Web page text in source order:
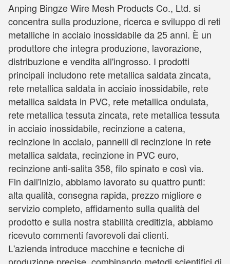
Anping Bingze Wire Mesh Products Co., Ltd. si
concentra sulla produzione, ricerca e sviluppo di reti
metalliche in acciaio inossidabile da 25 anni. È un
produttore che integra produzione, lavorazione,
distribuzione e vendita all'ingrosso. I prodotti
principali includono rete metallica saldata zincata,
rete metallica saldata in acciaio inossidabile, rete
metallica saldata in PVC, rete metallica ondulata,
rete metallica tessuta zincata, rete metallica tessuta
in acciaio inossidabile, recinzione a catena,
recinzione in acciaio, pannelli di recinzione in rete
metallica saldata, recinzione in PVC euro,
recinzione anti-salita 358, filo spinato e così via.
Fin dall'inizio, abbiamo lavorato su quattro punti:
alta qualità, consegna rapida, prezzo migliore e
servizio completo, affidamento sulla qualità del
prodotto e sulla nostra stabilità creditizia, abbiamo
ricevuto commenti favorevoli dai clienti.
L'azienda introduce macchine e tecniche di